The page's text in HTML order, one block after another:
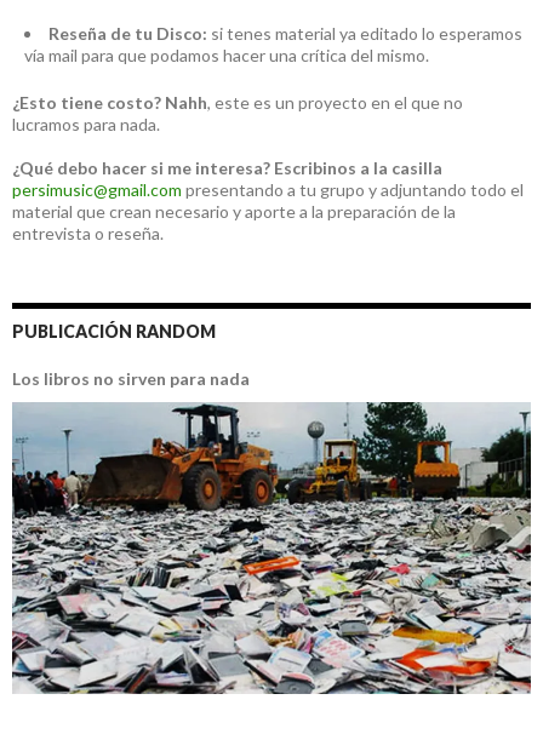
Reseña de tu Disco: si tenes material ya editado lo esperamos
vía mail para que podamos hacer una crítica del mismo.
¿Esto tiene costo? Nahh, este es un proyecto en el que no
lucramos para nada.
¿Qué debo hacer si me interesa? Escribinos a la casilla
persimusic@gmail.com presentando a tu grupo y adjuntando todo el
material que crean necesario y aporte a la preparación de la
entrevista o reseña.
PUBLICACIÓN RANDOM
Los libros no sirven para nada